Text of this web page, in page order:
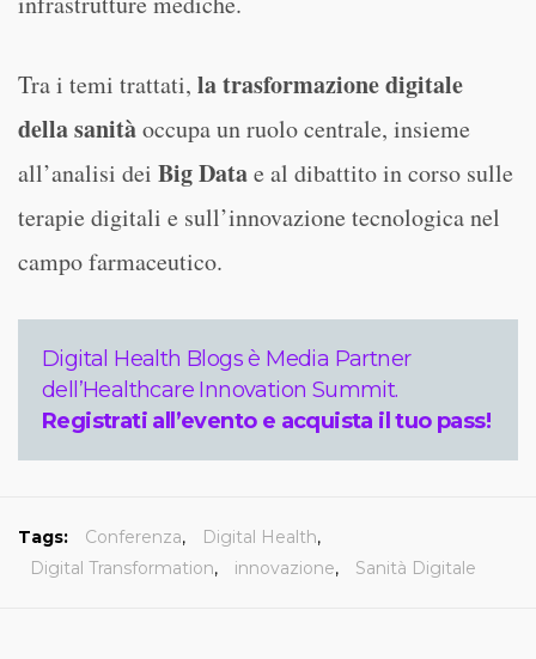
Tra i temi trattati, la trasformazione digitale
della sanitàoccupa un ruolo centrale, insieme
all’analisi dei Big Datae al dibattito in corso sulle
terapie digitali e sull’innovazione tecnologica nel
campo farmaceutico.
Digital Health Blogs è Media Partner
dell’Healthcare Innovation Summit.
Registrati all’evento e acquista il tuo pass!
Tags: Conferenza, Digital Health,
Digital Transformation, innovazione, Sanità Digitale